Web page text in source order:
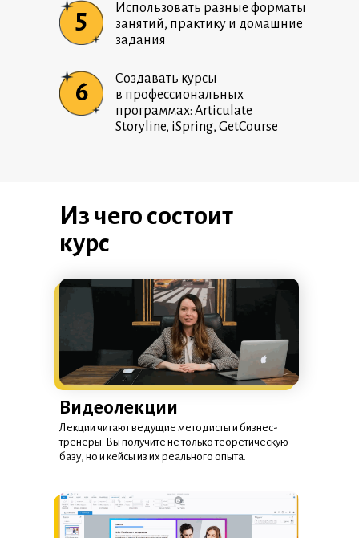
5
6
Использовать разные форматы
занятий, практику и домашние
задания
Создавать курсы
в профессиональных
программах: Articulate
Storyline, iSpring, GetCourse
Из чего состоит
курс
Видеолекции
Лекции читают ведущие методисты и бизнес-
тренеры. Вы получите не только теоретическую
базу, но и кейсы из их реального опыта.